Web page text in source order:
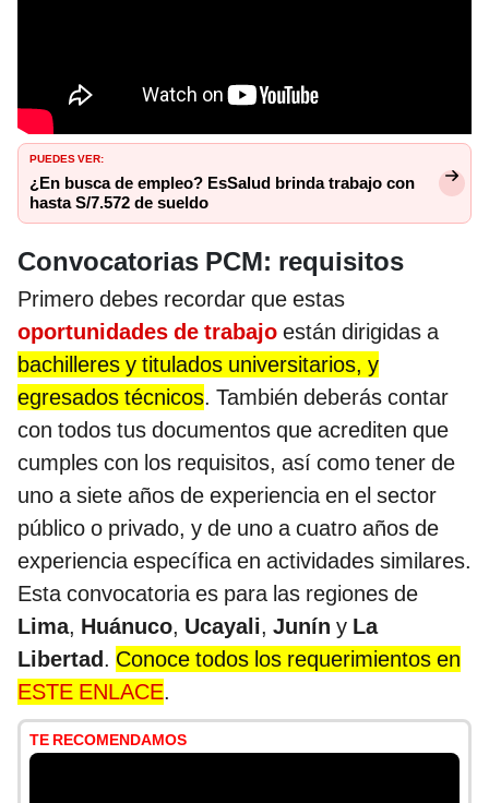
PUEDES VER:
¿En busca de empleo? EsSalud brinda trabajo con
hasta S/7.572 de sueldo
Convocatorias PCM: requisitos
Primero debes recordar que estas
oportunidades de trabajo están dirigidas a
bachilleres y titulados universitarios, y
egresados técnicos. También deberás contar
con todos tus documentos que acrediten que
cumples con los requisitos, así como tener de
uno a siete años de experiencia en el sector
público o privado, y de uno a cuatro años de
experiencia específica en actividades similares.
Esta convocatoria es para las regiones de
Lima, Huánuco, Ucayali, Junín y La
Libertad. Conoce todos los requerimientos en
ESTE ENLACE.
TE RECOMENDAMOS